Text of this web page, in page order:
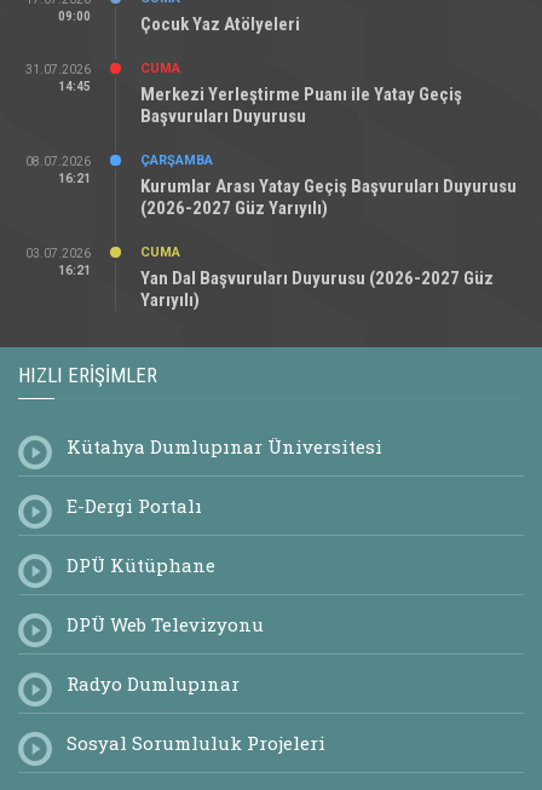
09:00
Çocuk Yaz Atölyeleri
31.07.2026
14:45
CUMA
Merkezi Yerleştirme Puanı ile Yatay Geçiş
Başvuruları Duyurusu
08.07.2026
16:21
ÇARŞAMBA
Kurumlar Arası Yatay Geçiş Başvuruları Duyurusu
(2026-2027 Güz Yarıyılı)
03.07.2026
16:21
CUMA
Yan Dal Başvuruları Duyurusu (2026-2027 Güz
Yarıyılı)
HIZLI ERIŞIMLER
Kütahya Dumlupınar Üniversitesi
E-Dergi Portalı
DPÜ Kütüphane
DPÜ Web Televizyonu
Radyo Dumlupınar
Sosyal Sorumluluk Projeleri